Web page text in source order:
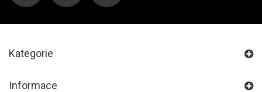
Kategorie
Informace